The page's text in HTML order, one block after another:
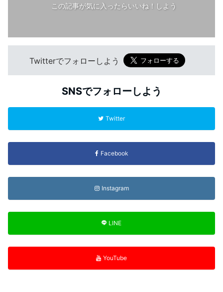
この記事が気に入ったらいいね！しよう
Twitterでフォローしよう
SNSでフォローしよう
Twitter
Facebook
Instagram
LINE
YouTube